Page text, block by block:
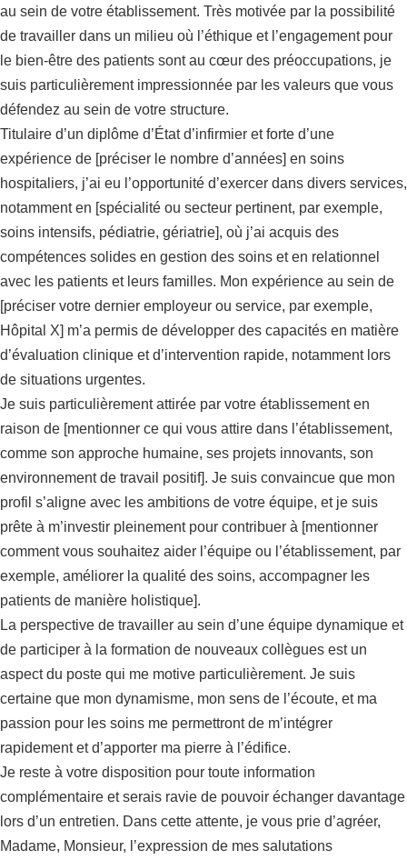
au sein de votre établissement. Très motivée par la possibilité
de travailler dans un milieu où l’éthique et l’engagement pour
le bien-être des patients sont au cœur des préoccupations, je
suis particulièrement impressionnée par les valeurs que vous
défendez au sein de votre structure.
Titulaire d’un diplôme d’État d’infirmier et forte d’une
expérience de [préciser le nombre d’années] en soins
hospitaliers, j’ai eu l’opportunité d’exercer dans divers services,
notamment en [spécialité ou secteur pertinent, par exemple,
soins intensifs, pédiatrie, gériatrie], où j’ai acquis des
compétences solides en gestion des soins et en relationnel
avec les patients et leurs familles. Mon expérience au sein de
[préciser votre dernier employeur ou service, par exemple,
Hôpital X] m’a permis de développer des capacités en matière
d’évaluation clinique et d’intervention rapide, notamment lors
de situations urgentes.
Je suis particulièrement attirée par votre établissement en
raison de [mentionner ce qui vous attire dans l’établissement,
comme son approche humaine, ses projets innovants, son
environnement de travail positif]. Je suis convaincue que mon
profil s’aligne avec les ambitions de votre équipe, et je suis
prête à m’investir pleinement pour contribuer à [mentionner
comment vous souhaitez aider l’équipe ou l’établissement, par
exemple, améliorer la qualité des soins, accompagner les
patients de manière holistique].
La perspective de travailler au sein d’une équipe dynamique et
de participer à la formation de nouveaux collègues est un
aspect du poste qui me motive particulièrement. Je suis
certaine que mon dynamisme, mon sens de l’écoute, et ma
passion pour les soins me permettront de m’intégrer
rapidement et d’apporter ma pierre à l’édifice.
Je reste à votre disposition pour toute information
complémentaire et serais ravie de pouvoir échanger davantage
lors d’un entretien. Dans cette attente, je vous prie d’agréer,
Madame, Monsieur, l’expression de mes salutations